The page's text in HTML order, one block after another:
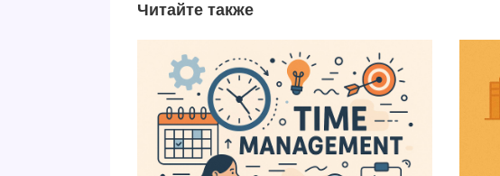
Читайте также